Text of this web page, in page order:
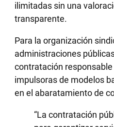
ilimitadas sin una
transparente.
Para la organización
administraciones
contratación
impulsoras de modelos
en el abaratamiento de
“La contratación